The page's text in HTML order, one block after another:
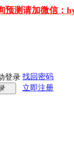
测请加微信：
登录 找回密码
立即注册